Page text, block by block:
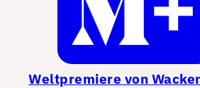
Weltpremiere von